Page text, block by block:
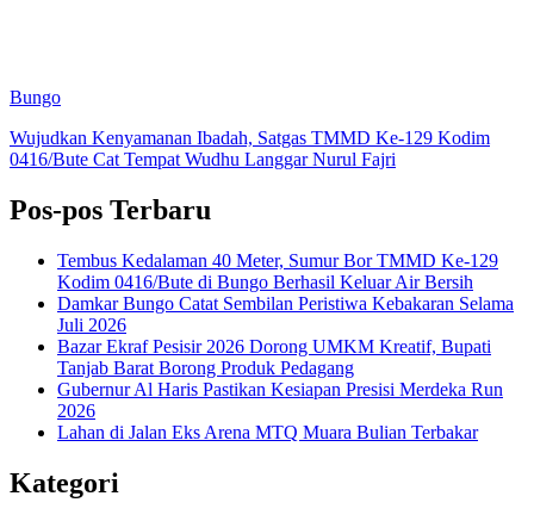
Bungo
Wujudkan Kenyamanan Ibadah, Satgas TMMD Ke-129 Kodim
0416/Bute Cat Tempat Wudhu Langgar Nurul Fajri
Pos-pos Terbaru
Tembus Kedalaman 40 Meter, Sumur Bor TMMD Ke-129
Kodim 0416/Bute di Bungo Berhasil Keluar Air Bersih
Damkar Bungo Catat Sembilan Peristiwa Kebakaran Selama
Juli 2026
Bazar Ekraf Pesisir 2026 Dorong UMKM Kreatif, Bupati
Tanjab Barat Borong Produk Pedagang
Gubernur Al Haris Pastikan Kesiapan Presisi Merdeka Run
2026
Lahan di Jalan Eks Arena MTQ Muara Bulian Terbakar
Kategori